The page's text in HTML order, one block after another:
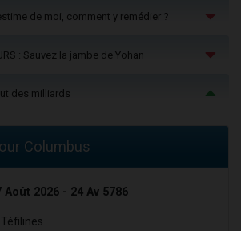
de moi, comment y remédier ?
: Sauvez la jambe de Yohan
des milliards
Columbus
Août 2026 - 24 Av 5786